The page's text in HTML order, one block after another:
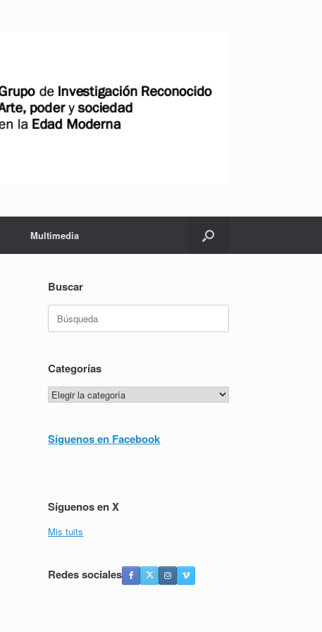
Multimedia
Buscar
Buscar:
Categorías
Categorías
Síguenos en Facebook
Síguenos en X
Mis tuits
Redes sociales